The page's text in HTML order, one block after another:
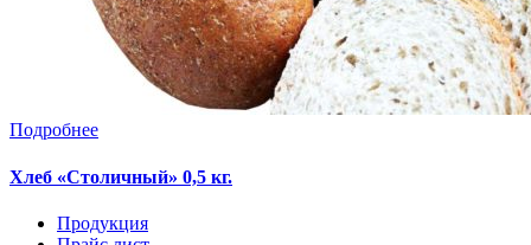
Подробнее
Хлеб «Столичный» 0,5 кг.
Продукция